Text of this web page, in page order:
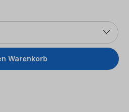
Warenkorb